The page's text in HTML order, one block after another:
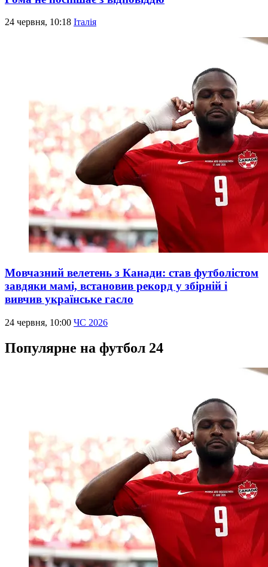
24 червня, 10:18 Італія
Мовчазний велетень з Канади: став футболістом
завдяки мамі, встановив рекорд у збірній і
вивчив українське гасло
24 червня, 10:00 ЧС 2026
Популярне на футбол 24